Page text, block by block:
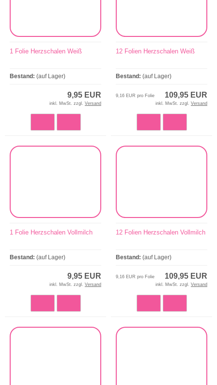
1 Folie Herzschalen Weiß
Bestand: (auf Lager)
9,95 EUR
inkl. MwSt. zzgl. Versand
12 Folien Herzschalen Weiß
Bestand: (auf Lager)
109,95 EUR
9,16 EUR pro Folie
inkl. MwSt. zzgl. Versand
1 Folie Herzschalen Vollmilch
Bestand: (auf Lager)
9,95 EUR
inkl. MwSt. zzgl. Versand
12 Folien Herzschalen Vollmilch
Bestand: (auf Lager)
109,95 EUR
9,16 EUR pro Folie
inkl. MwSt. zzgl. Versand